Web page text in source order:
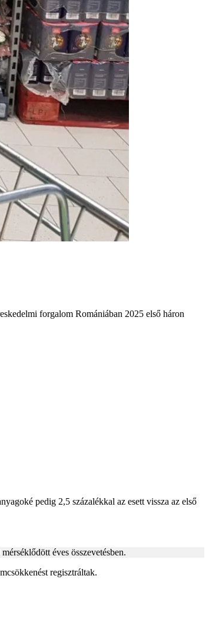
forgalom Romániában 2025 első háron
pedig 2,5 százalékkal az esett vissza az első
éves összevetésben.
regisztráltak.